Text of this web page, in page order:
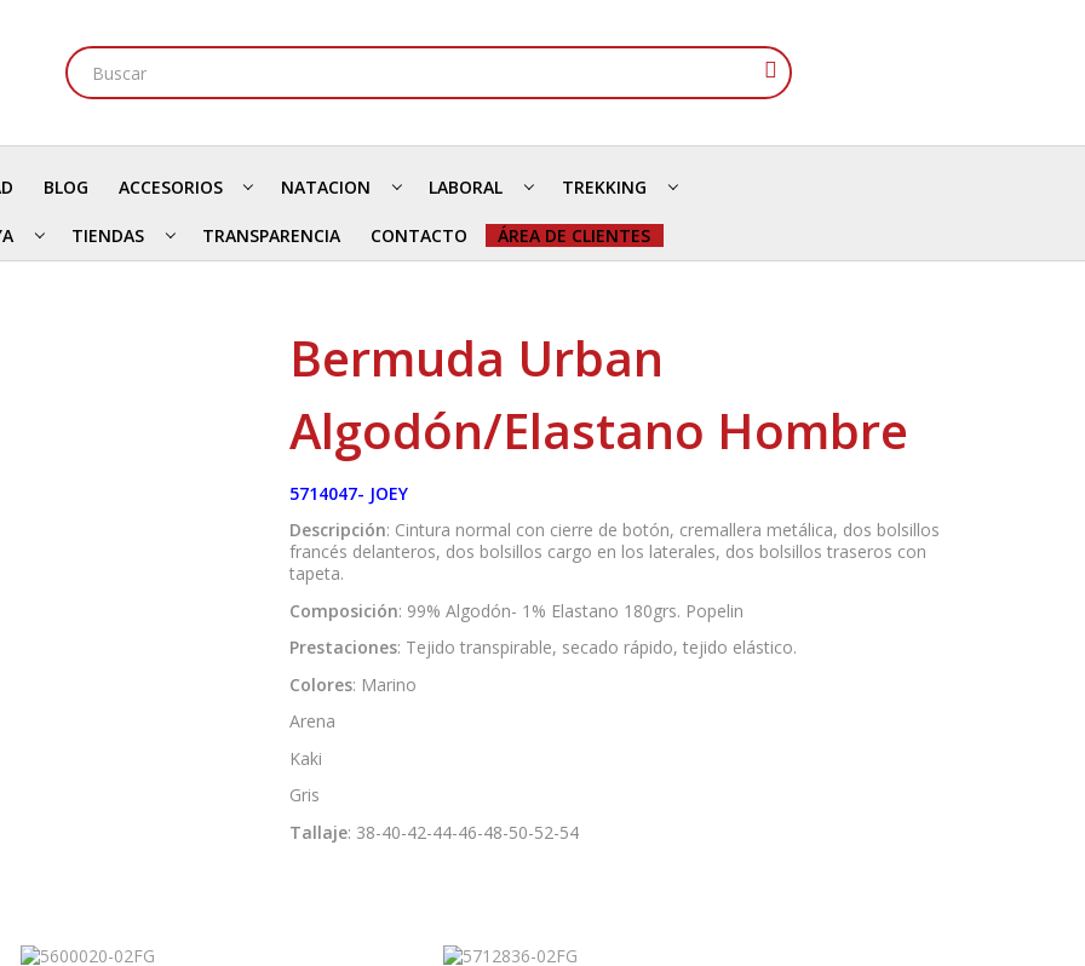
BLOG ACCESORIOS NATACION LABORAL TREKKING
TIENDAS TRANSPARENCIA CONTACTO ÁREA DE CLIENTES
Bermuda Urban
Algodón/Elastano Hombre
5714047- JOEY
Descripción: Cintura normal con cierre de botón, cremallera metálica, dos bolsillos
francés delanteros, dos bolsillos cargo en los laterales, dos bolsillos traseros con
tapeta.
Composición: 99% Algodón- 1% Elastano 180grs. Popelin
Prestaciones: Tejido transpirable, secado rápido, tejido elástico.
Colores: Marino
Arena
Kaki
Gris
Tallaje: 38-40-42-44-46-48-50-52-54